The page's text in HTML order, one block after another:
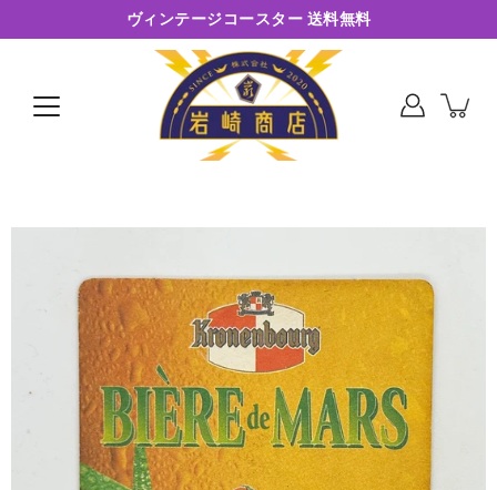
ヴィンテージコースター 送料無料